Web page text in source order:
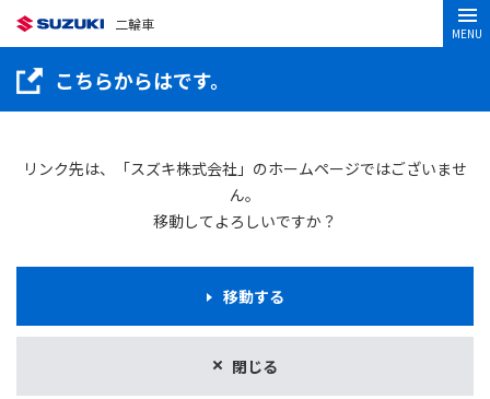
二輪車
MENU
こちらからはです。
リンク先は、「スズキ株式会社」のホームページではございませ
ん。
移動してよろしいですか？
閉じる
移動する